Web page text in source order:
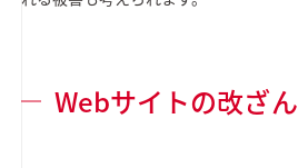
Webサイトの改ざん